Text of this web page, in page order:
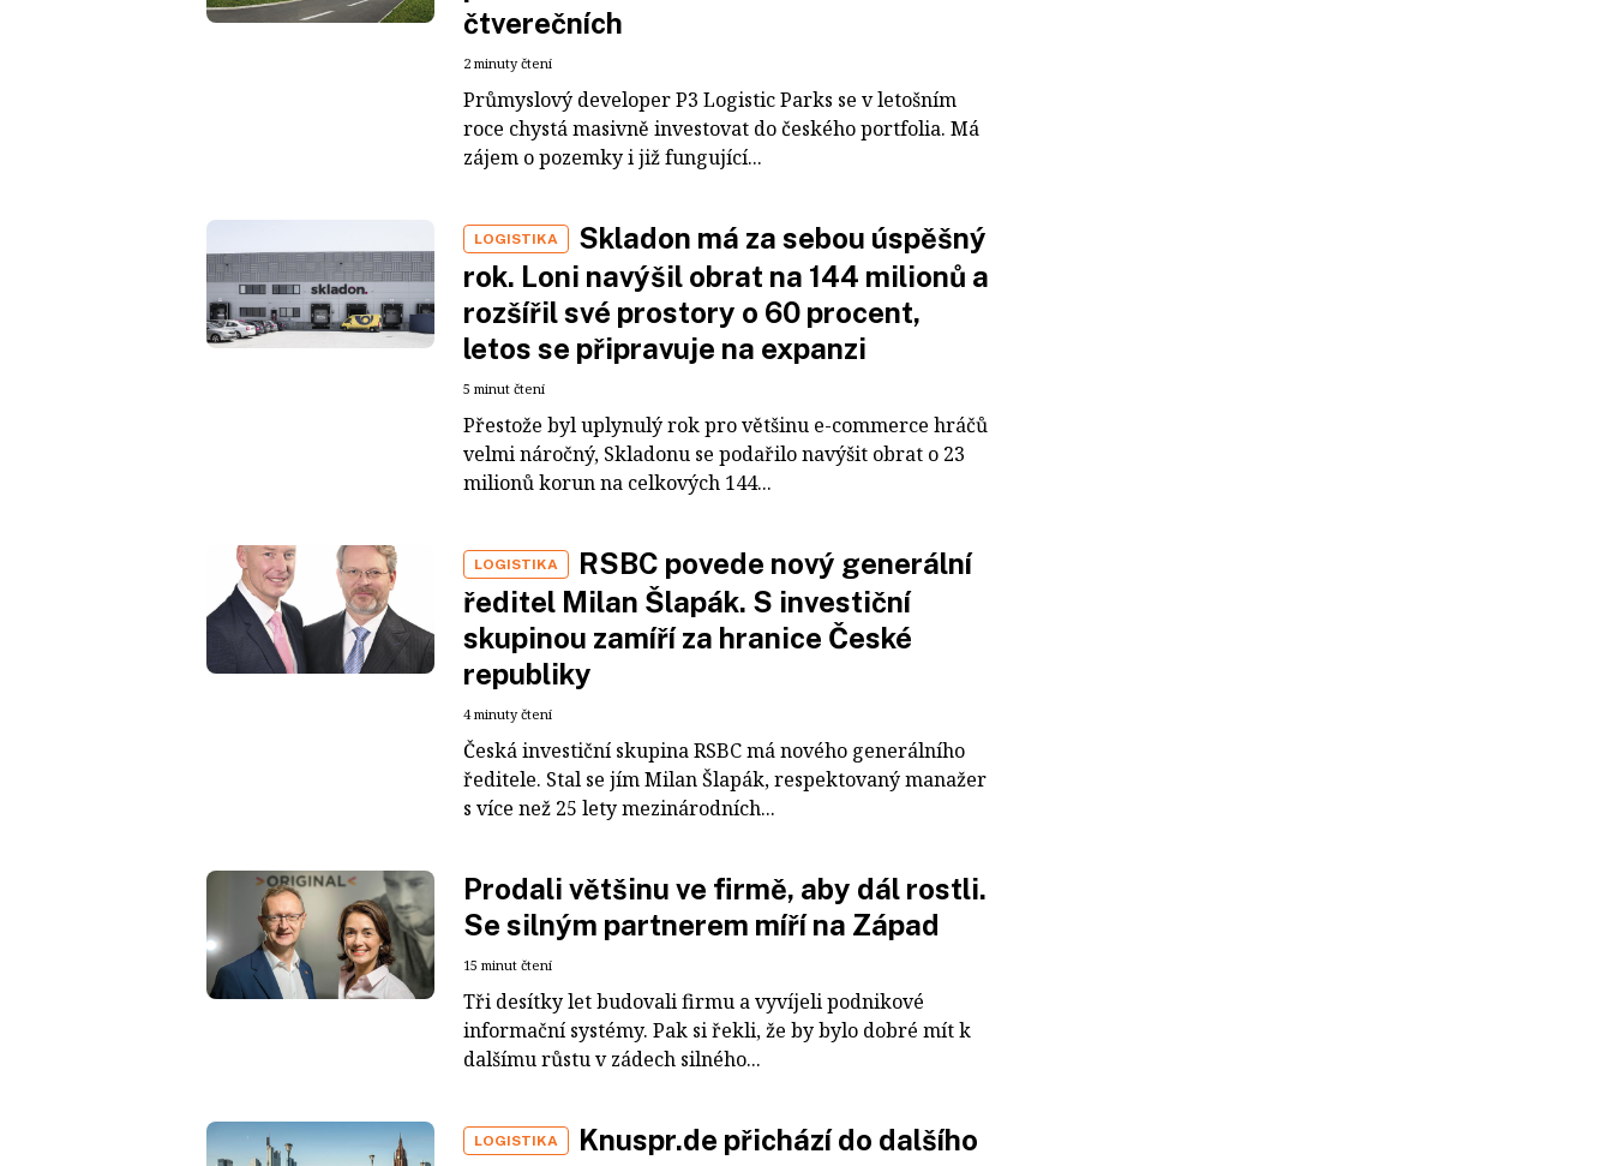
čtverečních
2 minuty čtení
Průmyslový developer P3 Logistic Parks se v letošním
roce chystá masivně investovat do českého portfolia. Má
zájem o pozemky i již fungující...
LOGISTIKA
Skladon má za sebou úspěšný
rok. Loni navýšil obrat na 144 milionů a
rozšířil své prostory o 60 procent,
letos se připravuje na expanzi
5 minut čtení
Přestože byl uplynulý rok pro většinu e-commerce hráčů
velmi náročný, Skladonu se podařilo navýšit obrat o 23
milionů korun na celkových 144...
LOGISTIKA
RSBC povede nový generální
ředitel Milan Šlapák. S investiční
skupinou zamíří za hranice České
republiky
4 minuty čtení
Česká investiční skupina RSBC má nového generálního
ředitele. Stal se jím Milan Šlapák, respektovaný manažer
s více než 25 lety mezinárodních...
Prodali většinu ve firmě, aby dál rostli.
Se silným partnerem míří na Západ
15 minut čtení
Tři desítky let budovali firmu a vyvíjeli podnikové
informační systémy. Pak si řekli, že by bylo dobré mít k
dalšímu růstu v zádech silného...
LOGISTIKA
Knuspr.de přichází do dalšího